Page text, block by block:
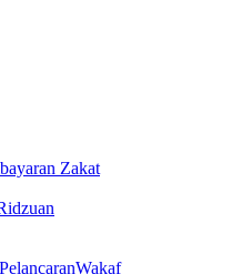
Zakat